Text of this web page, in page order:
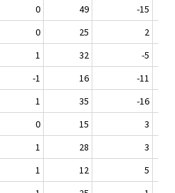
0 49
-15
0 25
2
1 32
-5
-1 16
-11
1 35
-16
0 15
3
1 28
3
1 12
5